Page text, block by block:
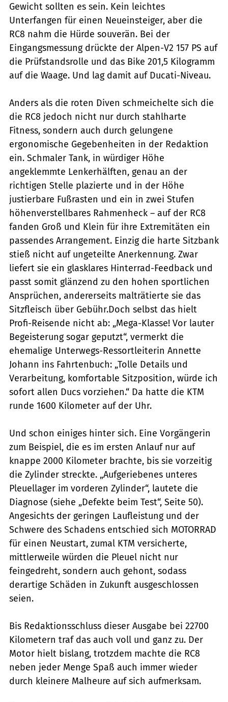
Gewicht sollten es sein. Kein leichtes
Unterfangen für einen Neueinsteiger, aber die
RC8 nahm die Hürde souverän. Bei der
Eingangsmessung drückte der Alpen-V2 157 PS auf
die Prüfstandsrolle und das Bike 201,5 Kilogramm
auf die Waage. Und lag damit auf Ducati-Niveau.
Anders als die roten Diven schmeichelte sich die
die RC8 jedoch nicht nur durch stahlharte
Fitness, sondern auch durch gelungene
ergonomische Gegebenheiten in der Redaktion
ein. Schmaler Tank, in würdiger Höhe
angeklemmte Lenkerhälften, genau an der
richtigen Stelle plazierte und in der Höhe
justierbare Fußrasten und ein in zwei Stufen
höhenverstellbares Rahmenheck – auf der RC8
fanden Groß und Klein für ihre Extremitäten ein
passendes Arrangement. Einzig die harte Sitzbank
stieß nicht auf ungeteilte Anerkennung. Zwar
liefert sie ein glasklares Hinterrad-Feedback und
passt somit glänzend zu den hohen sportlichen
Ansprüchen, andererseits malträtierte sie das
Sitzfleisch über Gebühr.Doch selbst das hielt
Profi-Reisende nicht ab: „Mega-Klasse! Vor lauter
Begeisterung sogar geputzt“, vermerkt die
ehemalige Unterwegs-Ressortleiterin Annette
Johann ins Fahrtenbuch: „Tolle Details und
Verarbeitung, komfortable Sitzposition, würde ich
sofort allen Ducs vorziehen.“ Da hatte die KTM
runde 1600 Kilometer auf der Uhr.
Und schon einiges hinter sich. Eine Vorgängerin
zum Beispiel, die es im ersten Anlauf nur auf
knappe 2000 Kilometer brachte, bis sie vorzeitig
die Zylinder streckte. „Aufgeriebenes unteres
Pleuellager im vorderen Zylinder“, lautete die
Diagnose (siehe „Defekte beim Test“, Seite 50).
Angesichts der geringen Laufleistung und der
Schwere des Schadens entschied sich MOTORRAD
für einen Neustart, zumal KTM versicherte,
mittlerweile würden die Pleuel nicht nur
feingedreht, sondern auch gehont, sodass
derartige Schäden in Zukunft ausgeschlossen
seien.
Bis Redaktionsschluss dieser Ausgabe bei 22700
Kilometern traf das auch voll und ganz zu. Der
Motor hielt bislang, trotzdem machte die RC8
neben jeder Menge Spaß auch immer wieder
durch kleinere Malheure auf sich aufmerksam.